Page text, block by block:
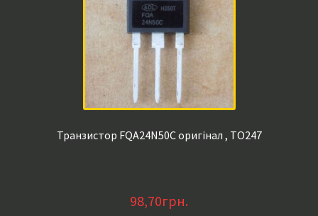
Транзистор FQA24N50C оригінал , TO247
98,70грн.